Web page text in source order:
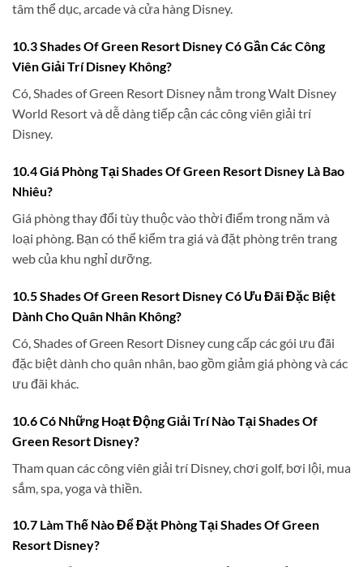
tâm thể dục, arcade và cửa hàng Disney.
10.3 Shades Of Green Resort Disney Có Gần Các Công
Viên Giải Trí Disney Không?
Có, Shades of Green Resort Disney nằm trong Walt Disney
World Resort và dễ dàng tiếp cận các công viên giải trí
Disney.
10.4 Giá Phòng Tại Shades Of Green Resort Disney Là Bao
Nhiêu?
Giá phòng thay đổi tùy thuộc vào thời điểm trong năm và
loại phòng. Bạn có thể kiểm tra giá và đặt phòng trên trang
web của khu nghỉ dưỡng.
10.5 Shades Of Green Resort Disney Có Ưu Đãi Đặc Biệt
Dành Cho Quân Nhân Không?
Có, Shades of Green Resort Disney cung cấp các gói ưu đãi
đặc biệt dành cho quân nhân, bao gồm giảm giá phòng và các
ưu đãi khác.
10.6 Có Những Hoạt Động Giải Trí Nào Tại Shades Of
Green Resort Disney?
Tham quan các công viên giải trí Disney, chơi golf, bơi lội, mua
sắm, spa, yoga và thiền.
10.7 Làm Thế Nào Để Đặt Phòng Tại Shades Of Green
Resort Disney?